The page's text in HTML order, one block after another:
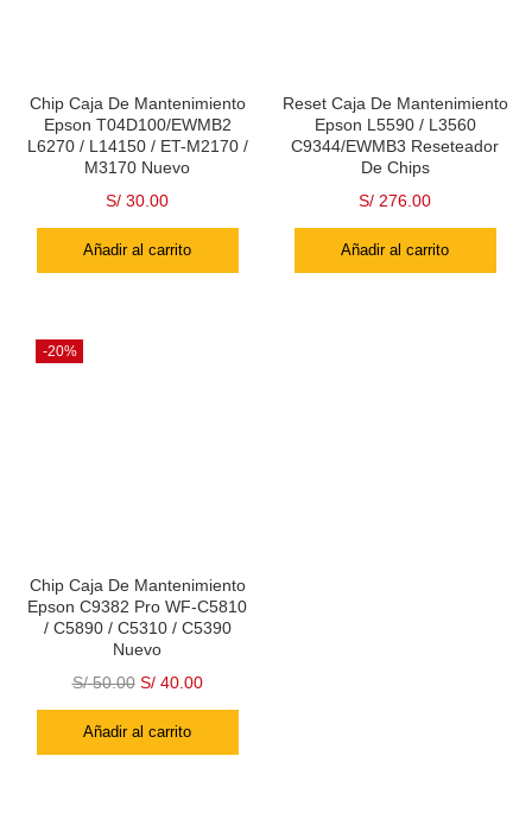
Chip Caja De Mantenimiento
Epson T04D100/EWMB2
L6270 / L14150 / ET-M2170 /
M3170 Nuevo
S/ 30.00
Añadir al carrito
Reset Caja De Mantenimiento
Epson L5590 / L3560
C9344/EWMB3 Reseteador
De Chips
S/ 276.00
Añadir al carrito
-20%
Chip Caja De Mantenimiento
Epson C9382 Pro WF-C5810
/ C5890 / C5310 / C5390
Nuevo
S/50.00 S/40.00
Añadir al carrito